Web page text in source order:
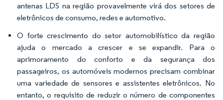
antenas LDS na região provavelmente virá dos setores de
eletrônicos de consumo, redes e automotivo.
O forte crescimento do setor automobilístico da região
ajuda o mercado a crescer e se expandir. Para o
aprimoramento do conforto e da segurança dos
passageiros, os automóveis modernos precisam combinar
uma variedade de sensores e assistentes eletrônicos. No
entanto, o requisito de reduzir o número de componentes